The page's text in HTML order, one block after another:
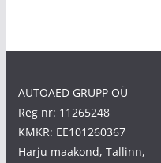
AUTOAED GRUPP OÜ
Reg nr: 11265248
KMKR: EE101260367
Harju maakond, Tallinn,